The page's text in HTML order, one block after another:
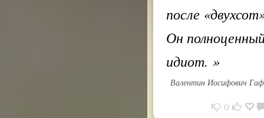
после
Он
идиот. »
Валентин Иосифович
0